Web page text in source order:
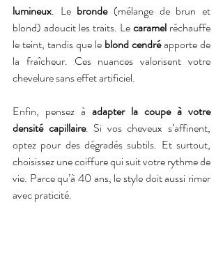
lumineux. Le bronde (mélange de brun et
blond) adoucit les traits. Le caramel réchauffe
le teint, tandis que le blond cendré apporte de
la fraîcheur. Ces nuances valorisent votre
chevelure sans effet artificiel.
Enfin, pensez à adapter la coupe à votre
densité capillaire. Si vos cheveux s’affinent,
optez pour des dégradés subtils. Et surtout,
choisissez une coiffure qui suit votre rythme de
vie. Parce qu’à 40 ans, le style doit aussi rimer
avec praticité.